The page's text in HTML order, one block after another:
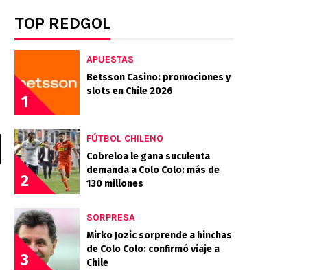
TOP REDGOL
1
APUESTAS
Betsson Casino: promociones y
slots en Chile 2026
2
FÚTBOL CHILENO
Cobreloa le gana suculenta
demanda a Colo Colo: más de
130 millones
3
SORPRESA
Mirko Jozic sorprende a hinchas
de Colo Colo: confirmó viaje a
Chile